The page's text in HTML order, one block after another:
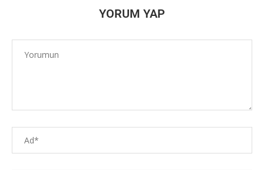
YORUM YAP